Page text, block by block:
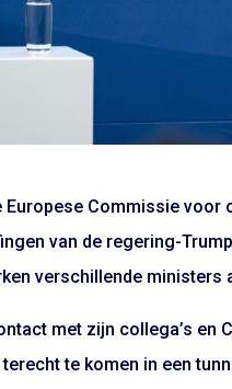
Europese Commissie
van de regering-
verschillende ministers
met zijn collega’s en
te komen in een